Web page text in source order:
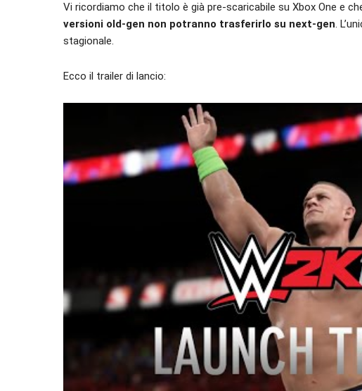
Vi ricordiamo che il titolo è già pre-scaricabile su Xbox One e
versioni old-gen non potranno trasferirlo su next-gen.
stagionale.
Ecco il trailer di lancio: